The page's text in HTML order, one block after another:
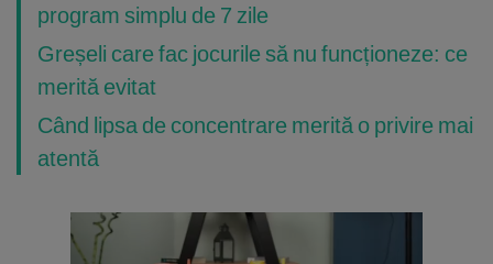
program simplu de 7 zile
Greșeli care fac jocurile să nu funcționeze: ce
merită evitat
Când lipsa de concentrare merită o privire mai
atentă